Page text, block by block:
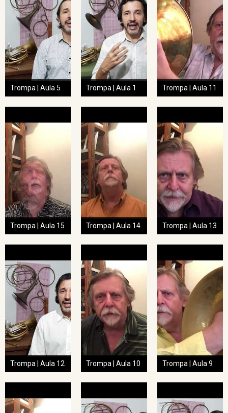
Trompa | Aula 5 Trompa | Aula 1 Trompa | Aula 11
Trompa | Aula 15 Trompa | Aula 14 Trompa | Aula 13
Trompa | Aula 12 Trompa | Aula 10 Trompa | Aula 9